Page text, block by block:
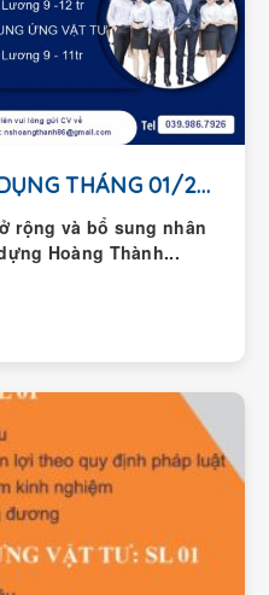
THÔNG BÁO TUYỂN DỤNG THÁNG 01/2026
rộng và bổ sung nhân
Hoàng Thành...